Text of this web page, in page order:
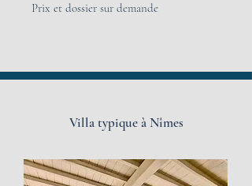
Prix et dossier sur demande
Villa typique à Nîmes